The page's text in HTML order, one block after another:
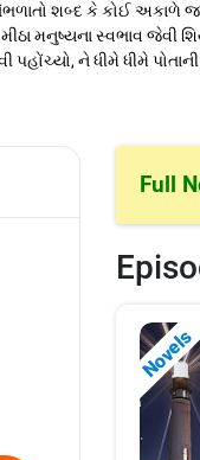
શબ્દ કે કોઈ અકાળે
મનુષ્યના સ્વભાવ જેવી
ને ધીમે ધીમે
Full
Novels